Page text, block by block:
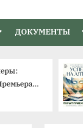
ДОКУМЕНТЫ